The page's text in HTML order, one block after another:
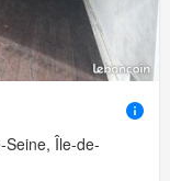
Seine, Île-de-